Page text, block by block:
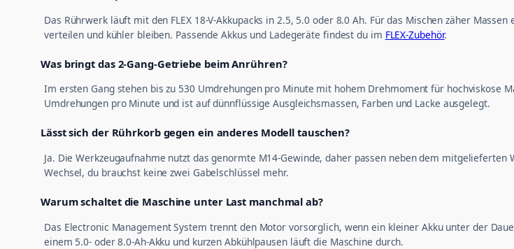
Das Rührwerk läuft mit den FLEX 18-V-Akkupacks in 2.5, 5.0 oder 8.0 Ah. Für das Mischen zäher
verteilen und kühler bleiben. Passende Akkus und Ladegeräte findest du im FLEX-Zubehör.
Was bringt das 2-Gang-Getriebe beim Anrühren?
Im ersten Gang stehen bis zu 530 Umdrehungen pro Minute mit hohem Drehmoment für hochviskose
Umdrehungen pro Minute und ist auf dünnflüssige Ausgleichsmassen, Farben und Lacke ausgelegt.
Lässt sich der Rührkorb gegen ein anderes Modell tauschen?
Ja. Die Werkzeugaufnahme nutzt das genormte M14-Gewinde, daher passen neben dem
Wechsel, du brauchst keine zwei Gabelschlüssel mehr.
Warum schaltet die Maschine unter Last manchmal ab?
Das Electronic Management System trennt den Motor vorsorglich, wenn ein kleiner Akku unter der
einem 5.0- oder 8.0-Ah-Akku und kurzen Abkühlpausen läuft die Maschine durch.